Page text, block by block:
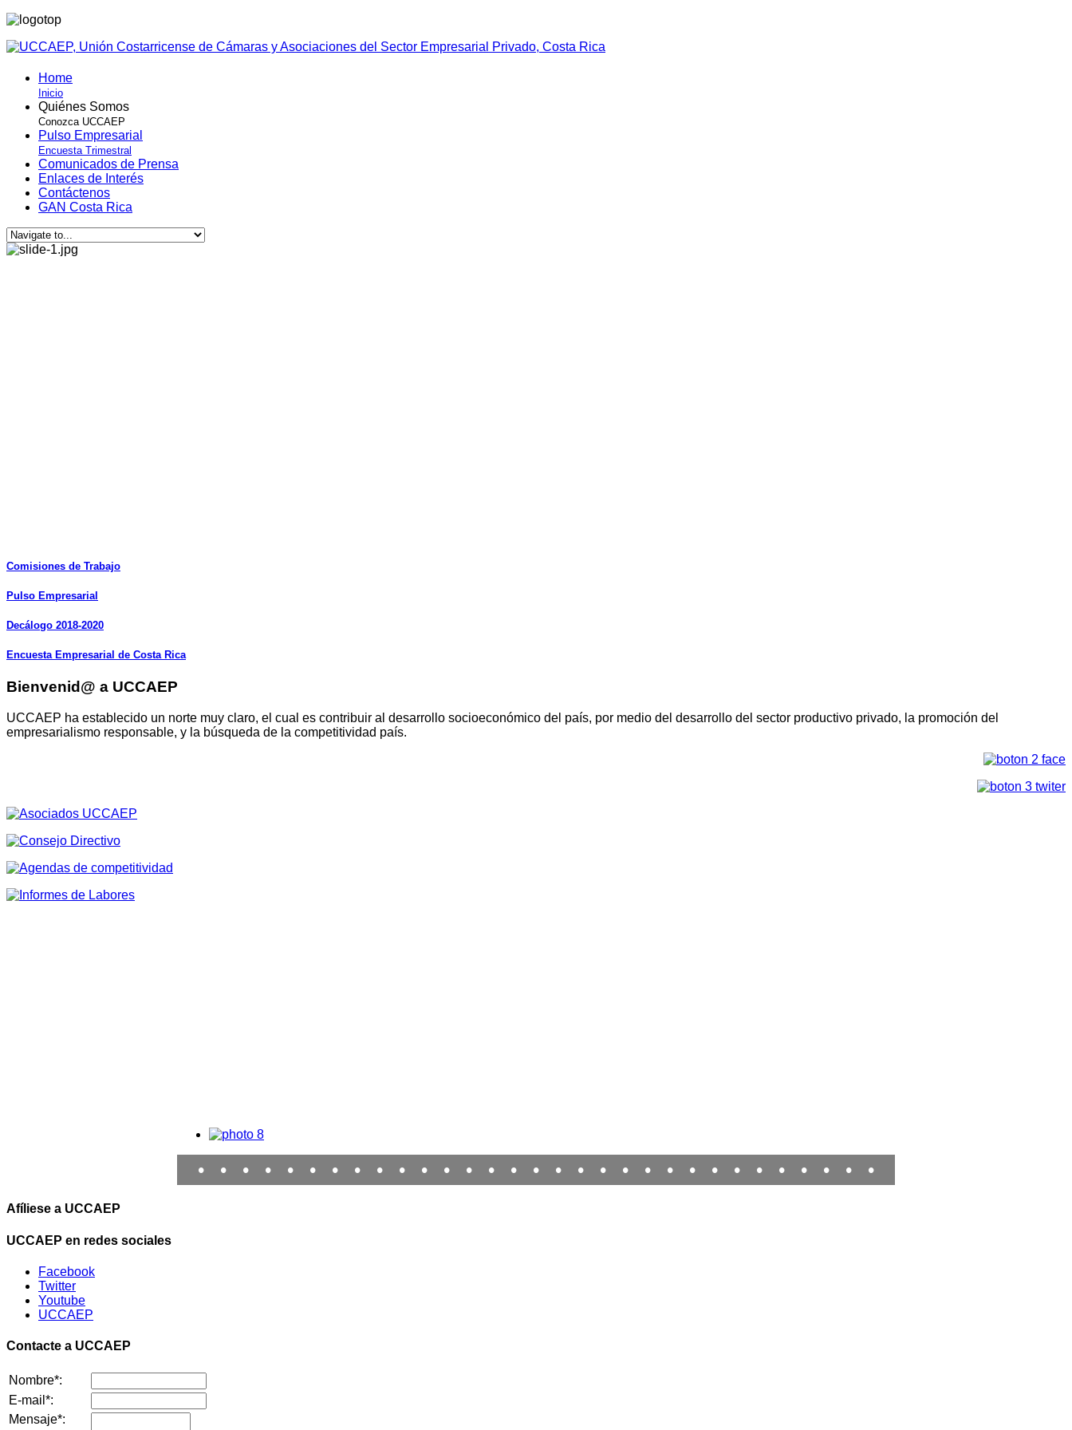
Home
Inicio
Quiénes Somos
Conozca UCCAEP
Pulso Empresarial
Encuesta Trimestral
Comunicados de Prensa
Enlaces de Interés
Contáctenos
GAN Costa Rica
Comisiones de Trabajo
Pulso Empresarial
Decálogo 2018-2020
Encuesta Empresarial de Costa Rica
Bienvenid@ a UCCAEP
UCCAEP ha establecido un norte muy claro, el cual es contribuir al desarrollo socioeconómico del país, por medio del desarrollo del sector productivo privado, la promoción del
empresarialismo responsable, y la búsqueda de la competitividad país.
• • • • • • • • • • • • • • • • • • • • • • • • • • • • • • •
Afíliese a UCCAEP
UCCAEP en redes sociales
Facebook
Twitter
Youtube
UCCAEP
Contacte a UCCAEP
Nombre*:
E-mail*:
Mensaje*: